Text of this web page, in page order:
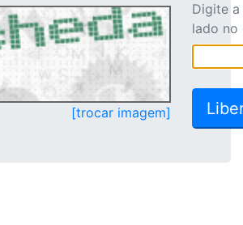
[trocar imagem]
Digite
lado no